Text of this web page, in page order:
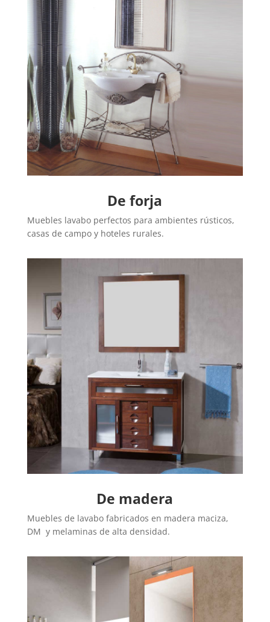
De forja
Muebles lavabo perfectos para ambientes rústicos,
casas de campo y hoteles rurales.
De madera
Muebles de lavabo fabricados en madera maciza,
DM y melaminas de alta densidad.